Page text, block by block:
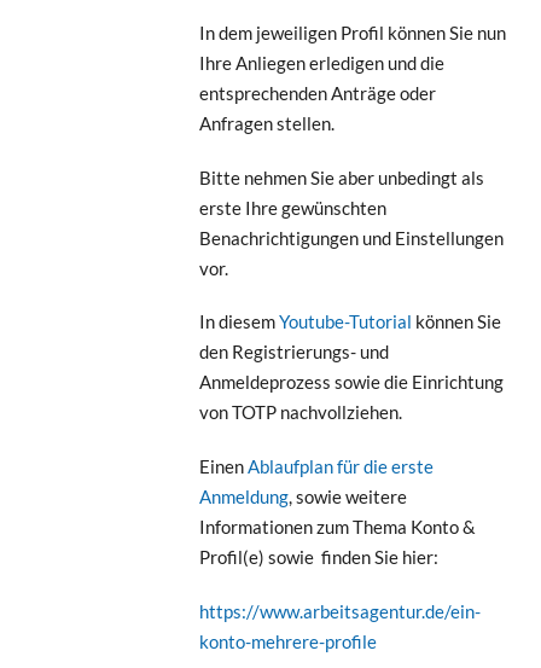
In dem jeweiligen Profil können Sie nun
Ihre Anliegen erledigen und die
entsprechenden Anträge oder
Anfragen stellen.
Bitte nehmen Sie aber unbedingt als
erste Ihre gewünschten
Benachrichtigungen und Einstellungen
vor.
In diesemYoutube-Tutorial können Sie
den Registrierungs- und
Anmeldeprozess sowie die Einrichtung
von TOTP nachvollziehen.
EinenAblaufplan für die erste
Anmeldung, sowie weitere
Informationen zum Thema Konto &
Profil(e) sowie finden Sie hier:
https://www.arbeitsagentur.de/ein-
konto-mehrere-profile